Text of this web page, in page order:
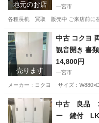
地元のお店
市 稲沢市
羽島 三重
一宮市
各種長机 買取 販売中 ご来店前に
愛知 一宮市 リサイクルシ
売ります
中古 コクヨ
観音開き 書
段 鍵付
阜 三重 一宮
14,800円
一宮市
メーカー：コクヨ サイズ：
愛知 一宮市 オフィス用家具
中古 良品
ー 鍵付 LK